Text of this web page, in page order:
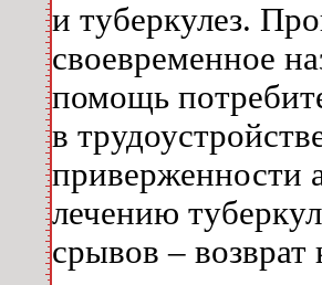
и туберкулез.
своевременное
помощь
в
приверженности
лечению
срывов –